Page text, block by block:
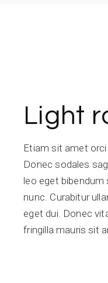
Light
Etiam sit amet
Donec sodales
leo eget bibendum
nunc. Curabitur
eget dui. Donec
fringilla mauris sit